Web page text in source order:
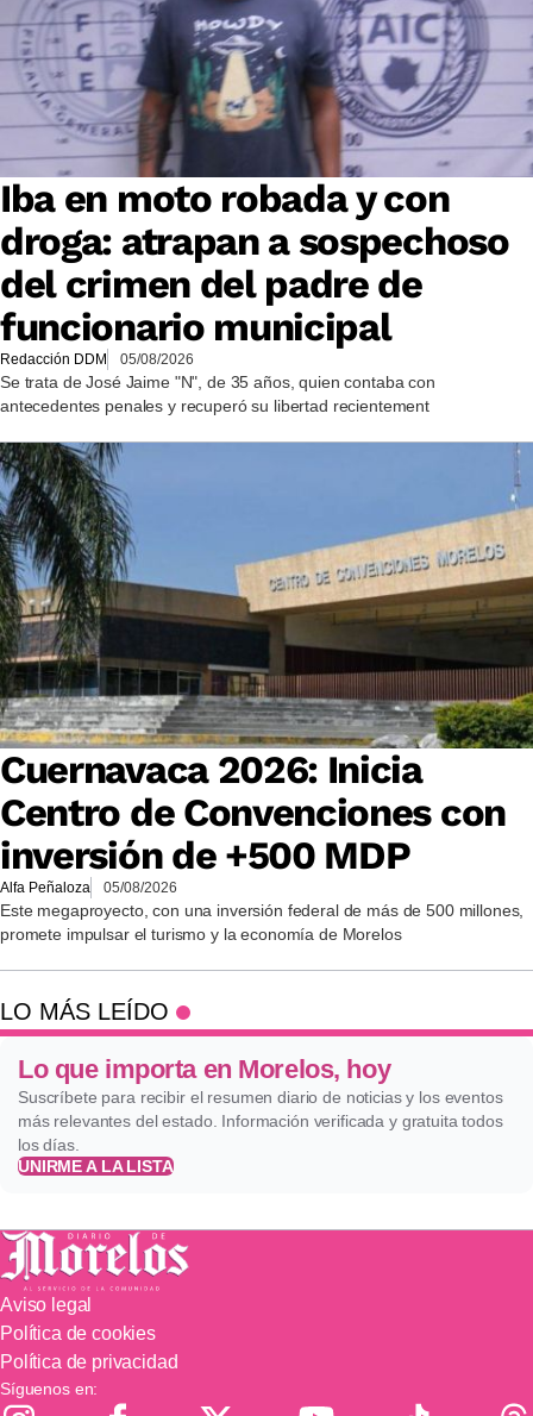
Iba en moto robada y con
droga: atrapan a sospechoso
del crimen del padre de
funcionario municipal
Redacción DDM 05/08/2026
Se trata de José Jaime "N", de 35 años, quien contaba con
antecedentes penales y recuperó su libertad recientement
Cuernavaca 2026: Inicia
Centro de Convenciones con
inversión de +500 MDP
Alfa Peñaloza 05/08/2026
Este megaproyecto, con una inversión federal de más de 500 millones,
promete impulsar el turismo y la economía de Morelos
LO MÁS LEÍDO
Lo que importa en Morelos, hoy
Suscríbete para recibir el resumen diario de noticias y los eventos
más relevantes del estado. Información verificada y gratuita todos
los días.
UNIRME A LA LISTA
Aviso legal
Política de cookies
Política de privacidad
Síguenos en: